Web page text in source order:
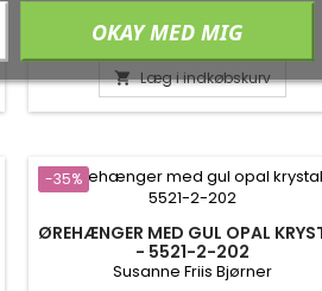
Pris
399,75 kr. Normalpris
615,00 kr.
 Læg i indkøbskurv
-35%
ØREHÆNGER MED GUL OPAL
- 5521-2-202
Susanne Friis Bjørner
OKAY MED MIG